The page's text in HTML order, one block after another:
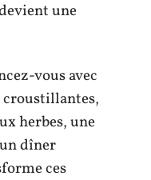
une
vous avec
croustillantes,
herbes, une
dîner
ces